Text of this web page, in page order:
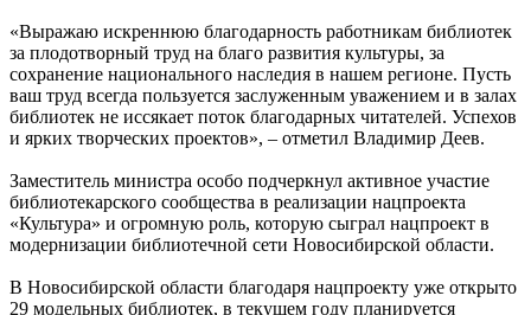
«Выражаю искреннюю благодарность работникам библиотек
за плодотворный труд на благо развития культуры, за
сохранение национального наследия в нашем регионе. Пусть
ваш труд всегда пользуется заслуженным уважением и в залах
библиотек не иссякает поток благодарных читателей. Успехов
и ярких творческих проектов», – отметил Владимир Деев.
Заместитель министра особо подчеркнул активное участие
библиотекарского сообщества в реализации нацпроекта
«Культура» и огромную роль, которую сыграл нацпроект в
модернизации библиотечной сети Новосибирской области.
В Новосибирской области благодаря нацпроекту уже открыто
29 модельных библиотек, в текущем году планируется